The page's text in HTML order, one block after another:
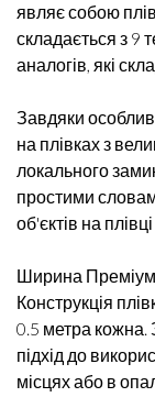
являє собою
складається з 9
аналогів, які
Завдяки
на плівках з
локального
простими
об'єктів на
Ширина Преміум
Конструкція
0.5 метра кожна.
підхід до
місцях або в